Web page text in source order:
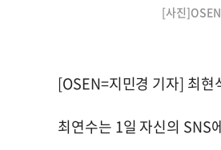
[사진
[OSEN=지민경 기자] 최현
최연수는 1일 자신의 SNS